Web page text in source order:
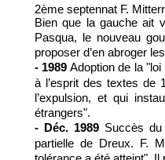
2ème septennat F.
Bien que la gauche ait
Pasqua, le nouveau
proposer d’en abroger
- 1989 Adoption de la
à l’esprit des textes de
l’expulsion, et qui
étrangers".
- Déc. 1989Succès du
partielle de Dreux. F.